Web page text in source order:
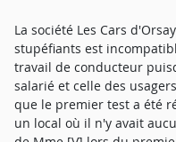
La société Les Cars
stupéfiants est
travail de conducteur
salarié et celle des
que le premier test a été
un local où il n'y avait